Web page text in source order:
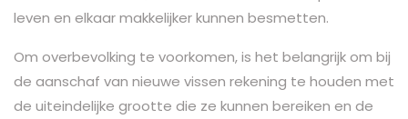
leven en elkaar makkelijker kunnen besmetten.
Om overbevolking te voorkomen, is het belangrijk om bij
de aanschaf van nieuwe vissen rekening te houden met
de uiteindelijke grootte die ze kunnen bereiken en de